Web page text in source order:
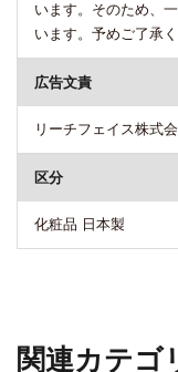
います。そのため、
います。予めご了承
広告文責
リーチフェイス株式
区分
化粧品 日本製
関連カテゴ